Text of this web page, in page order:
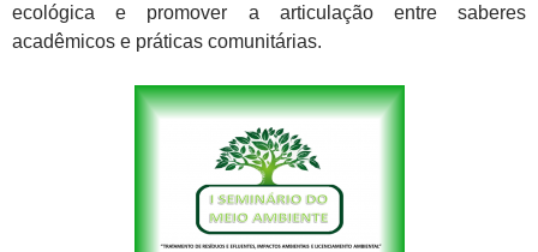
ecológica e promover a articulação entre saberes
acadêmicos e práticas comunitárias.